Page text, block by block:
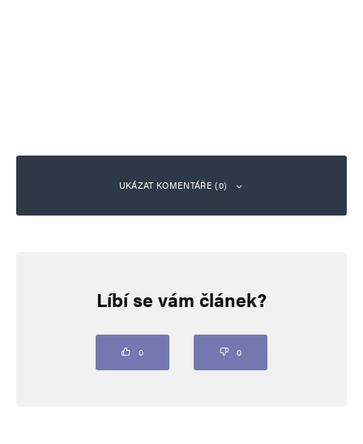
UKÁZAT KOMENTÁŘE (0)
Vaše e-mailová adresa nebude zveřejněna. Vyžadované informace jsou
Líbí se vám článek?
0 0